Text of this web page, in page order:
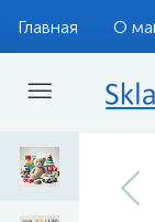
Главная О